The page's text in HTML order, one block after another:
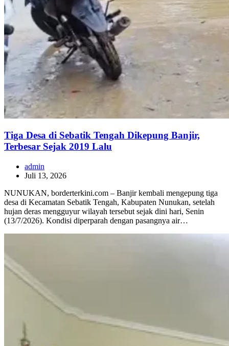
Tiga Desa di Sebatik Tengah Dikepung Banjir,
Terbesar Sejak 2019 Lalu
admin
Juli 13, 2026
NUNUKAN, borderterkini.com – Banjir kembali mengepung tiga
desa di Kecamatan Sebatik Tengah, Kabupaten Nunukan, setelah
hujan deras mengguyur wilayah tersebut sejak dini hari, Senin
(13/7/2026). Kondisi diperparah dengan pasangnya air…